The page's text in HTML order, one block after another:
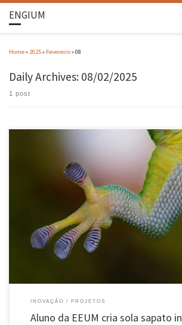
ENGIUM
Home» 2025» Fevereiro»08
Daily Archives: 08/02/2025
1 post
O aluno da Escola de Engenharia, Vipin Richhariya,
desempenho para superfícies geladas com “Adesão biomimética
capilaridade da água”, e inspirada nos animais Gecko e na rã.
para os ferimentos causados por escorregões e quedas no […]
INOVAÇÃO PROJETOS
Aluno da EEUM cria sola sapato